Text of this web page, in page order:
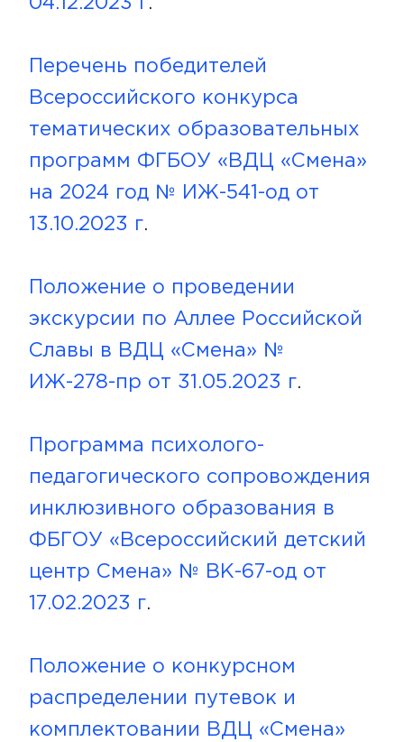
04.12.2023 г .
Перечень победителей
Всероссийского конкурса
тематических образовательных
программ ФГБОУ «ВДЦ «Смена»
на 2024 год № ИЖ-541-од от
13.10.2023 г.
Положение о проведении
экскурсии по Аллее Российской
Славы в ВДЦ «Смена» №
ИЖ-278-пр от 31.05.2023 г.
Программа психолого-
педагогического сопровождения
инклюзивного образования в
ФБГОУ «Всероссийский детский
центр Смена» № ВК-67-од от
17.02.2023 г.
Положение о конкурсном
распределении путевок и
комплектовании ВДЦ «Смена»